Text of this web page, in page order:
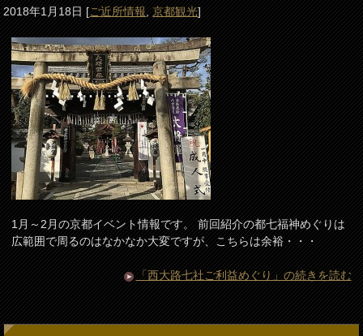
2018年1月18日[ご近所情報,京都観光]
1月～2月の京都イベント情報です。 前回紹介の都七福神めぐりは
広範囲で周るのはなかなか大変ですが、こちらは余裕・・・
「西大路七社ご利益めぐり」の続きを読む